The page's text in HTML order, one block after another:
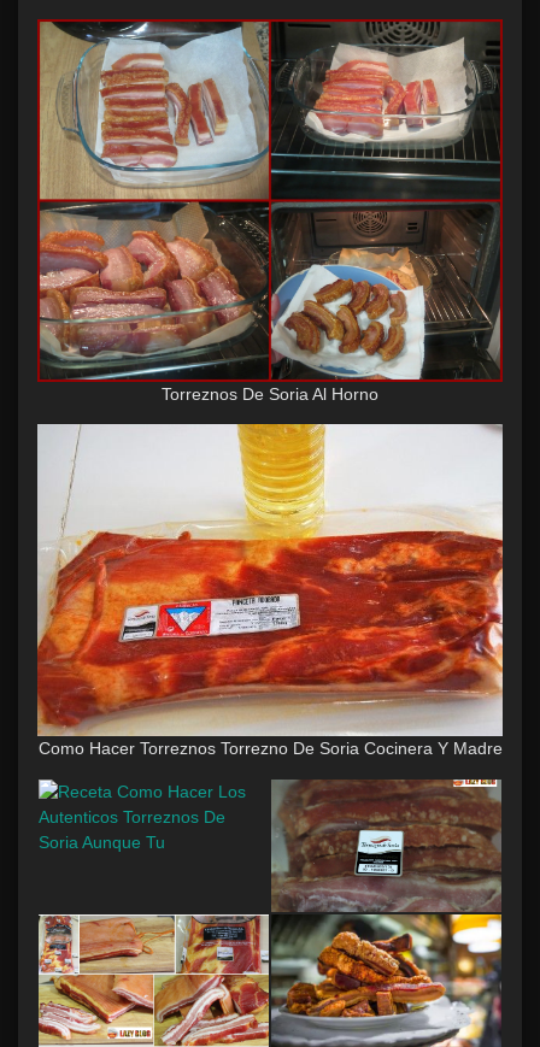
Torreznos De Soria Al Horno
Como Hacer Torreznos Torrezno De Soria Cocinera Y Madre